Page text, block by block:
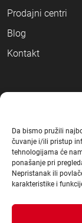
Da bismo pružili
čuvanje i/ili pristup
tehnologijama će
ponašanje pri
Nepristanak ili
karakteristike i
Prodajni centri
Blog
Kontakt